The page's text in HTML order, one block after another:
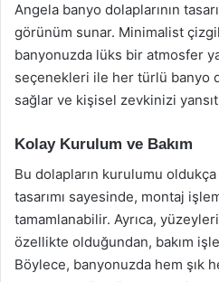
Angela banyo dolaplarının
görünüm sunar. Minimalist
banyonuzda lüks bir atmosfer
seçenekleri ile her türlü banyo
sağlar ve kişisel zevkinizi
Kolay Kurulum ve Bakım
Bu dolapların kurulumu oldukça
tasarımı sayesinde, montaj
tamamlanabilir. Ayrıca,
özellikte olduğundan, bakım
Böylece, banyonuzda hem şık